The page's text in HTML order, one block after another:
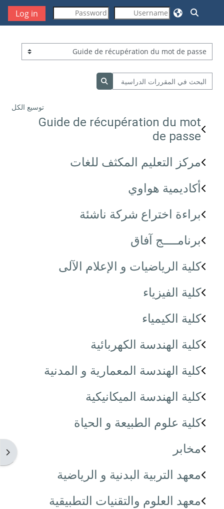
تخطى إلى المحتوى الرئيسي
تبديل إدخال البحث
Log in
تصنيفات المقررات
البحث في المقررات الدراسية
البحث في المقررات الدراسية
توسيع الكل
Guide de récupération du mot
de passe
مركز التعليم المكثف للغات
أكاديمية هواوي
براءة اختراع شركة ناشئة
برنامــــج آفاق
كلية الرياضيات و الإعلام الآلى
كلية الفيزياء
كلية الكيمياء
كلية الهندسة الكهربائية
كلية الهندسة المعمارية و المدنية
كلية الهندسة الميكانيكية
كلية علوم الطبيعة و الحياة
مخابر
معهد التربية البدنية و الرياضية
معهد العلوم والتقنيات التطبيقية